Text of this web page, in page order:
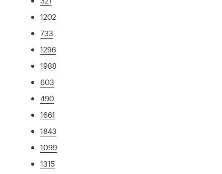
1202
733
1296
1988
603
490
1661
1843
1099
1315